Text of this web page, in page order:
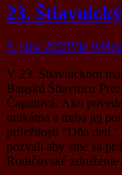
23.
9. júna 2023Vio tv
V 23. Štiavnickom
Banskú Štiavnicu
Čaputová. Ako
unikátna a treba jej
príležitosti “Dňa detí
pozvali aby sme sa
Rodičovské